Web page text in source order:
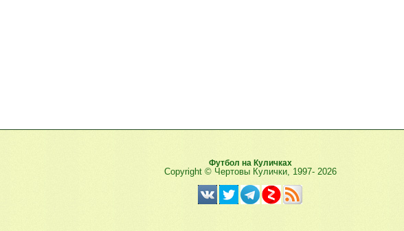
Футбол на Куличках
Copyright © Чертовы Кулички, 1997- 2026